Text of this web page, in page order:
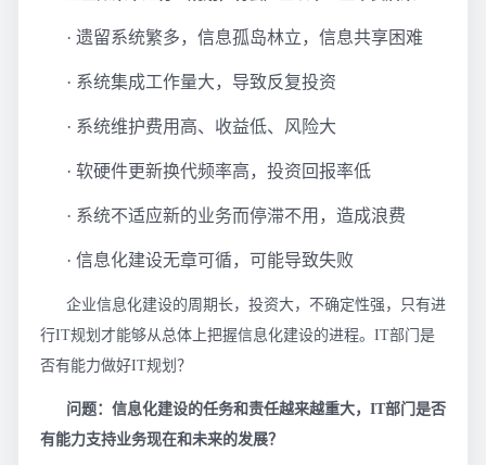
· 遗留系统繁多，信息孤岛林立，信息共享困难
· 系统集成工作量大，导致反复投资
· 系统维护费用高、收益低、风险大
· 软硬件更新换代频率高，投资回报率低
· 系统不适应新的业务而停滞不用，造成浪费
· 信息化建设无章可循，可能导致失败
企业信息化建设的周期长，投资大，不确定性强，只有进
行IT规划才能够从总体上把握信息化建设的进程。IT部门是
否有能力做好IT规划？
问题：信息化建设的任务和责任越来越重大，IT部门是否
有能力支持业务现在和未来的发展？